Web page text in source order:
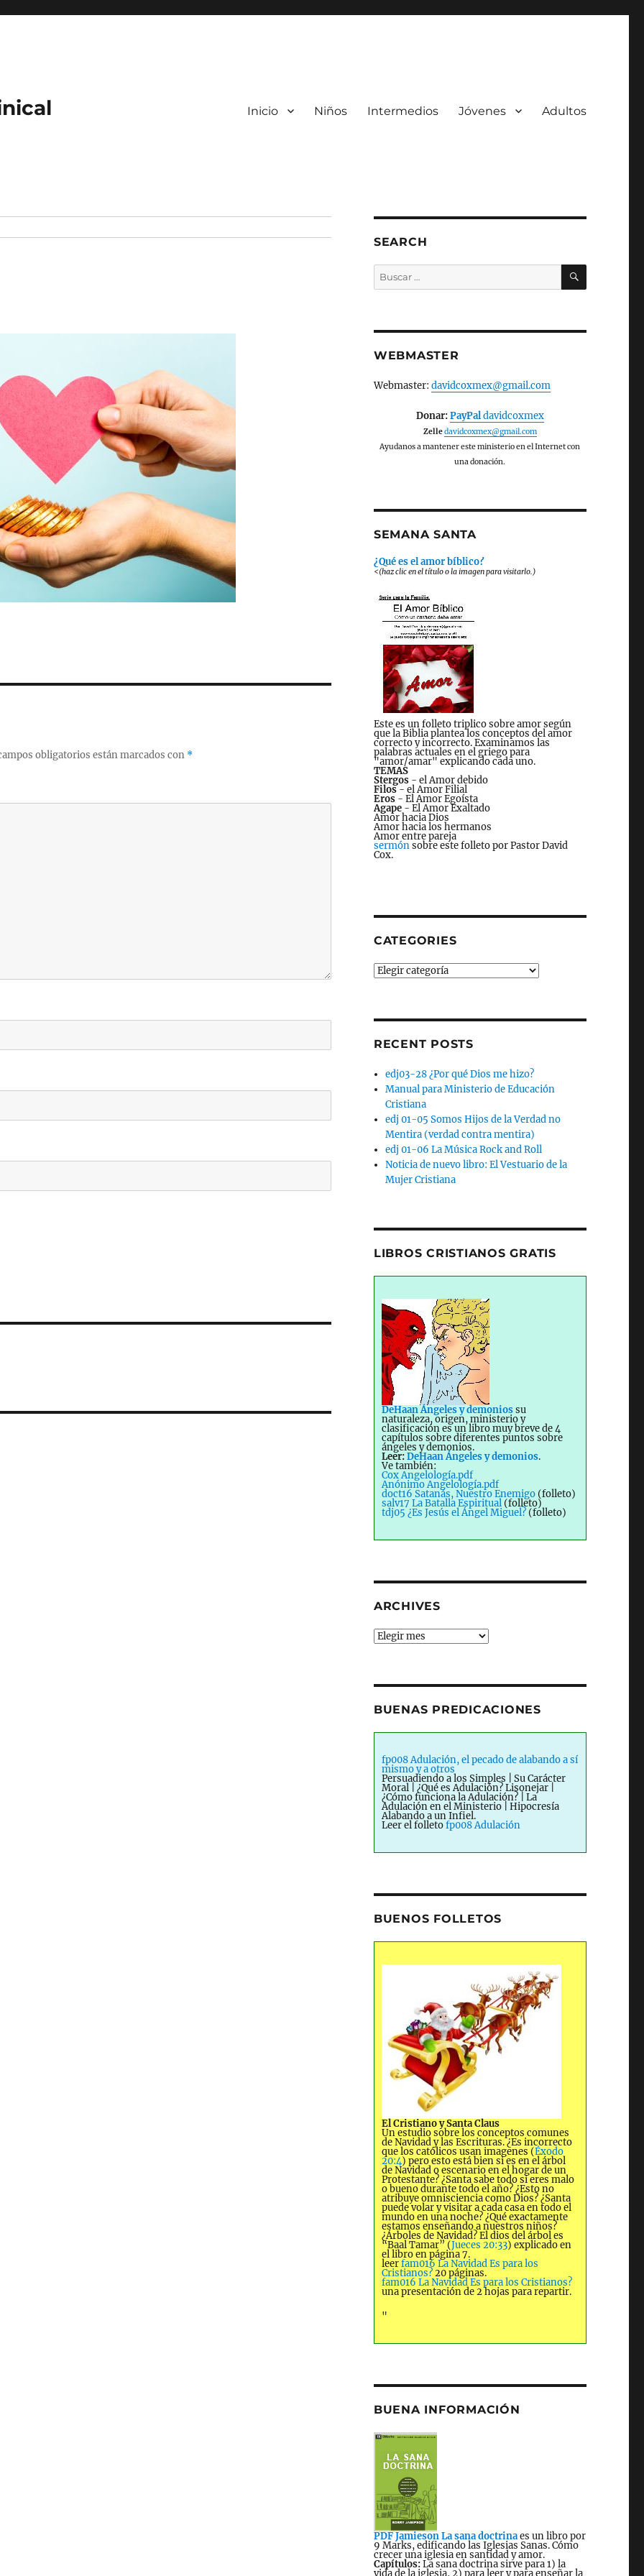
Inicio Niños Intermedios Jóvenes Adultos
obligatorios están marcados con *
SEARCH
Buscar
por:
BUSCAR
WEBMASTER
Webmaster: davidcoxmex@gmail.com
Donar:PayPaldavidcoxmex
Zelledavidcoxmex@gmail.com
Ayudanos a mantener este ministerio en el Internet con
una donación.
SEMANA SANTA
¿Qué es el amor bíblico?
<(haz clic en el título o la imagen para visitarlo.)
Este es un folleto triplico sobre amor según
que la Biblia plantea los conceptos del amor
correcto y incorrecto. Examinamos las
palabras actuales en el griego para
"amor/amar" explicando cada uno.
TEMAS
Stergos- el Amor debido
Filos- el Amor Filial
Eros- El Amor Egoísta
Agape- El Amor Exaltado
Amor hacia Dios
Amor hacia los hermanos
Amor entre pareja
sermónsobre este folleto por Pastor David
Cox.
CATEGORIES
Categories
RECENT POSTS
edj03-28 ¿Por qué Dios me hizo?
Manual para Ministerio de Educación
Cristiana
edj 01-05 Somos Hijos de la Verdad no
Mentira (verdad contra mentira)
edj 01-06 La Música Rock and Roll
Noticia de nuevo libro: El Vestuario de la
Mujer Cristiana
LIBROS CRISTIANOS GRATIS
DeHaan Ángeles y demoniossu
naturaleza, origen, ministerio y
clasificación es un libro muy breve de 4
capítulos sobre diferentes puntos sobre
ángeles y demonios.
Leer:DeHaan Ángeles y demonios.
Ve también:
Cox Angelología.pdf
Anónimo Angelología.pdf
doct16 Satanás, Nuestro Enemigo(folleto)
salv17 La Batalla Espiritual (folleto)
tdj05 ¿Es Jesús el Ángel Miguel?(folleto)
ARCHIVES
Archives
BUENAS PREDICACIONES
fp008 Adulación, el pecado de alabando a sí
mismo y a otros
Persuadiendo a los Simples | Su Carácter
Moral | ¿Qué es Adulación? Lisonejar |
¿Cómo funciona la Adulación? | La
Adulación en el Ministerio | Hipocresía
Alabando a un Infiel.
Leer el folletofp008 Adulación
BUENOS FOLLETOS
El Cristiano y Santa Claus
Un estudio sobre los conceptos comunes
de Navidad y las Escrituras. ¿Es incorrecto
que los católicos usan imagenes (Éxodo
20:4) pero esto está bien si es en el árbol
de Navidad o escenario en el hogar de un
Protestante? ¿Santa sabe todo si eres malo
o bueno durante todo el año? ¿Esto no
atribuye omnisciencia como Dios? ¿Santa
puede volar y visitar a cada casa en todo el
mundo en una noche? ¿Qué exactamente
estamos enseñando a nuestros niños?
¿Árboles de Navidad? El dios del árbol es
“Baal Tamar” (Jueces 20:33) explicado en
el libro en página 7.
leerfam016 La Navidad Es para los
Cristianos?20 páginas.
fam016 La Navidad Es para los Cristianos?
una presentación de 2 hojas para repartir.
"
BUENA INFORMACIÓN
PDF Jamieson La sana doctrinaes un libro por
9 Marks, edificando las Iglesias Sanas. Cómo
crecer una iglesia en santidad y amor.
Capítulos:La sana doctrina sirve para 1) la
vida de la iglesia, 2) para leer y para enseñar la